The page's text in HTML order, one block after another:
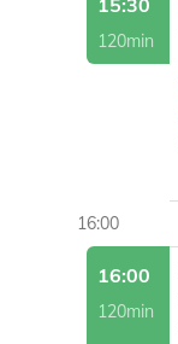
15:30
120min
16:00
16:00
120min